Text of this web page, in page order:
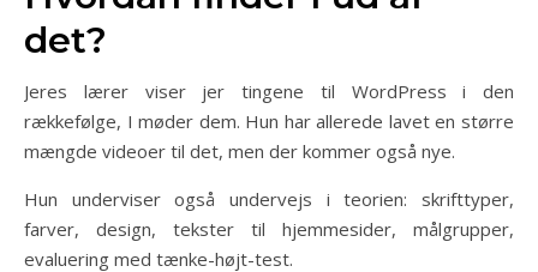
det?
Jeres lærer viser jer tingene til WordPress i den
rækkefølge, I møder dem. Hun har allerede lavet en større
mængde videoer til det, men der kommer også nye.
Hun underviser også undervejs i teorien: skrifttyper,
farver, design, tekster til hjemmesider, målgrupper,
evaluering med tænke-højt-test.